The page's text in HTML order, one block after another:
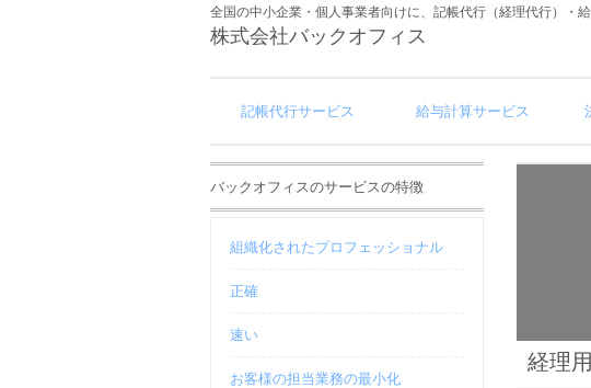
全国の中小企業・個人事業者向けに、記帳代行（経理代行）・
株式会社バックオフィス
記帳代行サービス 給与計算サービス
経理
バックオフィスのサービスの特徴
組織化されたプロフェッショナル
正確
速い
お客様の担当業務の最小化